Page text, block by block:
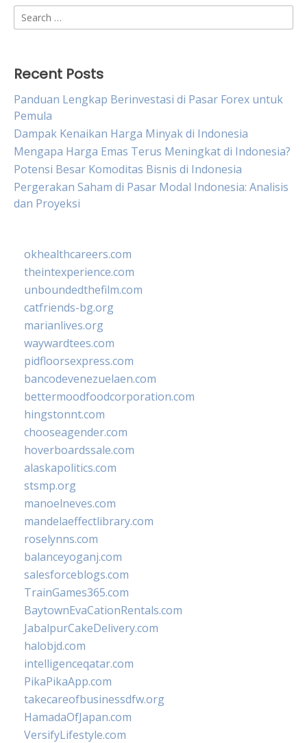
Search
for:
Recent Posts
Panduan Lengkap Berinvestasi di Pasar Forex untuk
Pemula
Dampak Kenaikan Harga Minyak di Indonesia
Mengapa Harga Emas Terus Meningkat di Indonesia?
Potensi Besar Komoditas Bisnis di Indonesia
Pergerakan Saham di Pasar Modal Indonesia: Analisis
dan Proyeksi
okhealthcareers.com
theintexperience.com
unboundedthefilm.com
catfriends-bg.org
marianlives.org
waywardtees.com
pidfloorsexpress.com
bancodevenezuelaen.com
bettermoodfoodcorporation.com
hingstonnt.com
chooseagender.com
hoverboardssale.com
alaskapolitics.com
stsmp.org
manoelneves.com
mandelaeffectlibrary.com
roselynns.com
balanceyoganj.com
salesforceblogs.com
TrainGames365.com
BaytownEvaCationRentals.com
JabalpurCakeDelivery.com
halobjd.com
intelligenceqatar.com
PikaPikaApp.com
takecareofbusinessdfw.org
HamadaOfJapan.com
VersifyLifestyle.com